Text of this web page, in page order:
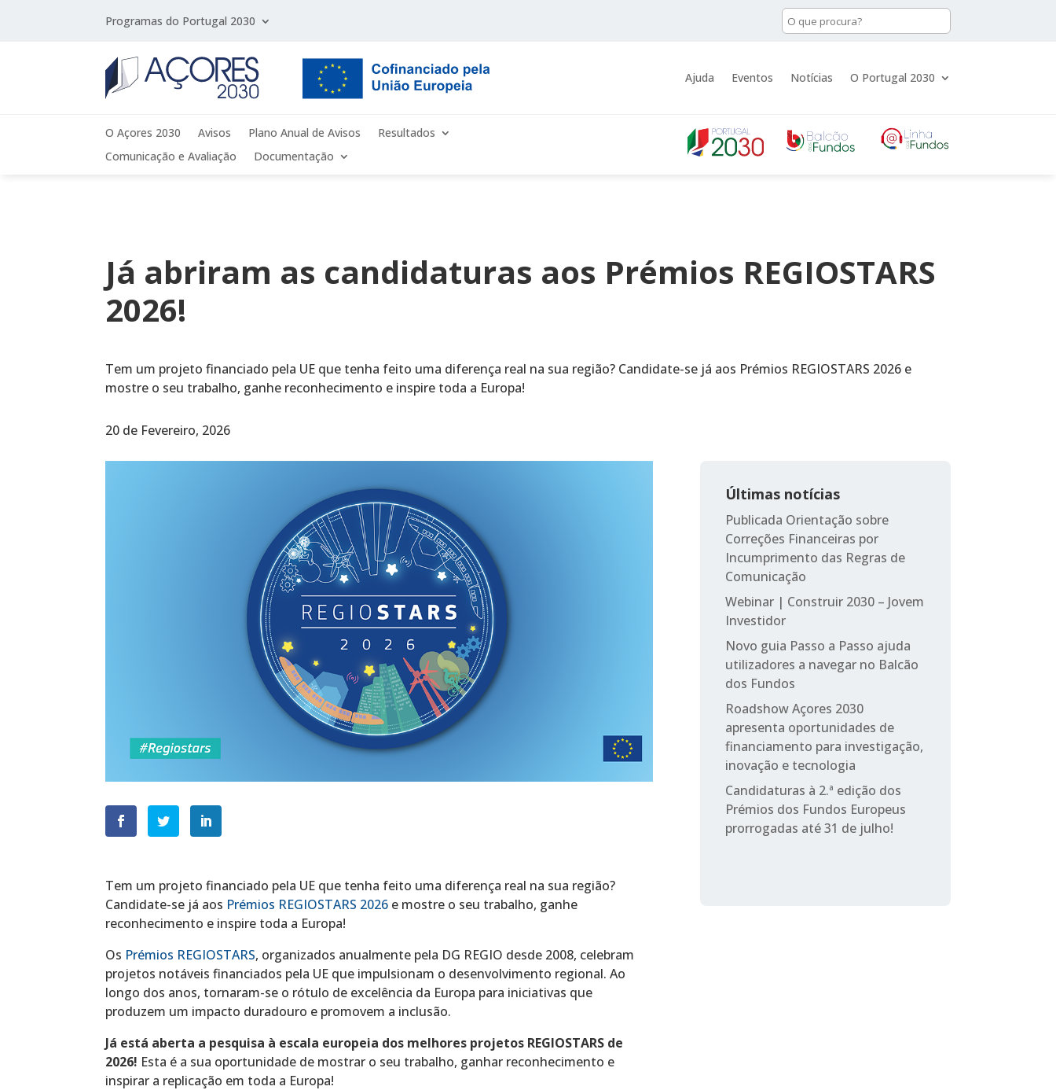
Programas do Portugal 2030
Ajuda Eventos Notícias O Portugal 2030
O Açores 2030 Avisos Plano Anual de Avisos
Resultados
Comunicação e Avaliação
Documentação
Já abriram as candidaturas aos Prémios REGIOSTARS
2026!
Tem um projeto financiado pela UE que tenha feito uma diferença real na sua região? Candidate-se já aos Prémios REGIOSTARS 2026 e
mostre o seu trabalho, ganhe reconhecimento e inspire toda a Europa!
20 de Fevereiro, 2026
Tem um projeto financiado pela UE que tenha feito uma diferença real na sua região?
Candidate-se já aos Prémios REGIOSTARS 2026 e mostre o seu trabalho, ganhe
reconhecimento e inspire toda a Europa!
Os Prémios REGIOSTARS, organizados anualmente pela DG REGIO desde 2008, celebram
projetos notáveis financiados pela UE que impulsionam o desenvolvimento regional. Ao
longo dos anos, tornaram-se o rótulo de excelência da Europa para iniciativas que
produzem um impacto duradouro e promovem a inclusão.
Já está aberta a pesquisa à escala europeia dos melhores projetos REGIOSTARS de
2026! Esta é a sua oportunidade de mostrar o seu trabalho, ganhar reconhecimento e
inspirar a replicação em toda a Europa!
Últimas notícias
Publicada Orientação sobre
Correções Financeiras por
Incumprimento das Regras de
Comunicação
Webinar | Construir 2030 – Jovem
Investidor
Novo guia Passo a Passo ajuda
utilizadores a navegar no Balcão
dos Fundos
Roadshow Açores 2030
apresenta oportunidades de
financiamento para investigação,
inovação e tecnologia
Candidaturas à 2.ª edição dos
Prémios dos Fundos Europeus
prorrogadas até 31 de julho!